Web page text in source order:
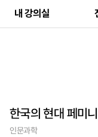
내 강의실
한국의 현대 페미
인문과학